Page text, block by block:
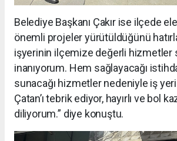
Belediye Başkanı Çakır ise ilçede
önemli projeler yürütüldüğünü
işyerinin ilçemize değerli hizmetler
inanıyorum. Hem sağlayacağı
sunacağı hizmetler nedeniyle iş
Çatan’ı tebrik ediyor, hayırlı ve bol
diliyorum.” diye konuştu.